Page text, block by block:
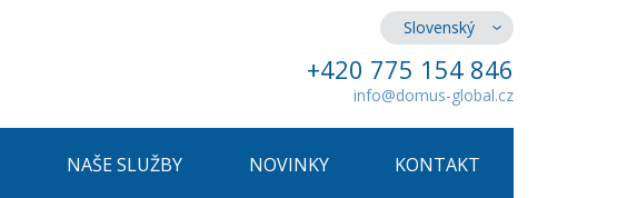
Slovenský
+420 775 154 846
info@domus-global.cz
NAŠE SLUŽBY NOVINKY KONTAKT